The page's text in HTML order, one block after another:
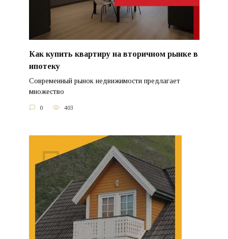
Как купить квартиру на вторичном рынке в
ипотеку
Современный рынок недвижимости предлагает
множество
0 403